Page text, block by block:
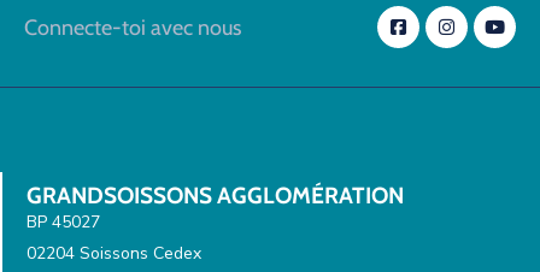
Connecte-toi avec nous
GRANDSOISSONS AGGLOMÉRATION
BP 45027
02204 Soissons Cedex